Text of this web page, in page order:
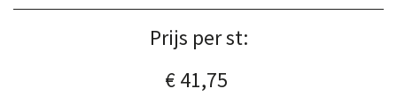
Prijs per st:
€ 41,75